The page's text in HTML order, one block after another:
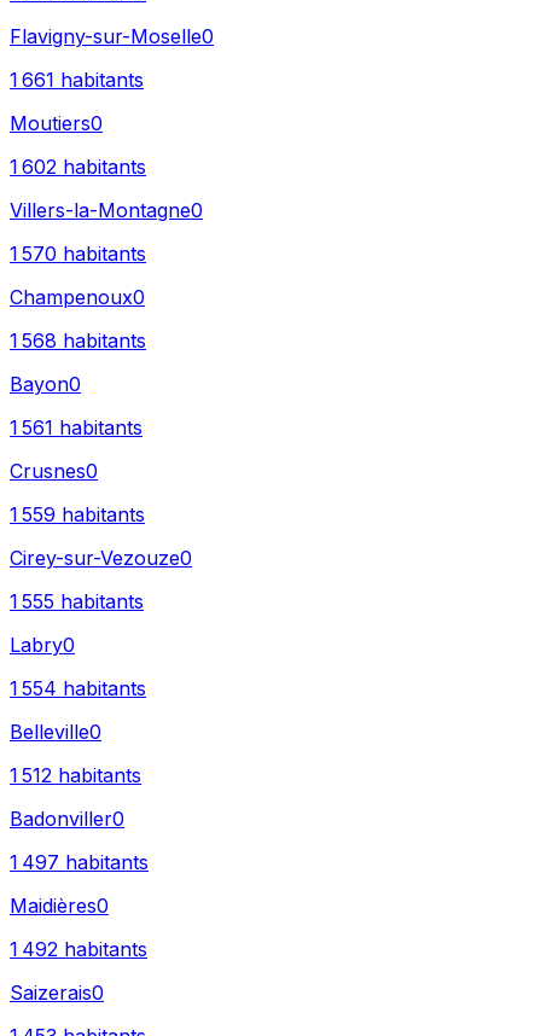
Flavigny-sur-Moselle0
1 661 habitants
Moutiers0
1 602 habitants
Villers-la-Montagne0
1 570 habitants
Champenoux0
1 568 habitants
Bayon0
1 561 habitants
Crusnes0
1 559 habitants
Cirey-sur-Vezouze0
1 555 habitants
Labry0
1 554 habitants
Belleville0
1 512 habitants
Badonviller0
1 497 habitants
Maidières0
1 492 habitants
Saizerais0